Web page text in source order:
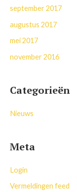
september 2017
augustus 2017
mei 2017
november 2016
Categorieën
Nieuws
Meta
Login
Vermeldingen feed